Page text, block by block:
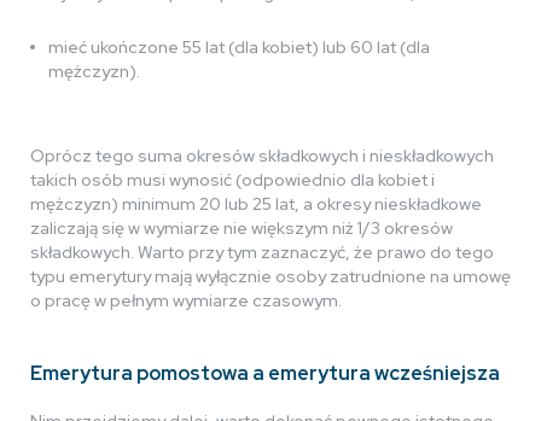
mieć ukończone 55 lat (dla kobiet) lub 60 lat (dla
mężczyzn).
Oprócz tego suma okresów składkowych i nieskładkowych
takich osób musi wynosić (odpowiednio dla kobiet i
mężczyzn) minimum 20 lub 25 lat, a okresy nieskładkowe
zaliczają się w wymiarze nie większym niż 1/3 okresów
składkowych. Warto przy tym zaznaczyć, że prawo do tego
typu emerytury mają wyłącznie osoby zatrudnione na umowę
o pracę w pełnym wymiarze czasowym.
Emerytura pomostowa a emerytura wcześniejsza